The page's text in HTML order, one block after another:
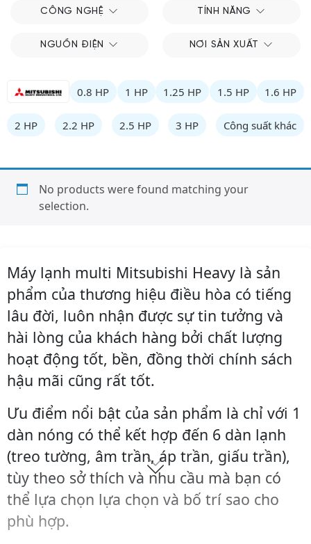
CÔNG NGHỆ TÍNH NĂNG
NGUỒN ĐIỆN NƠI SẢN XUẤT
0.8 HP 1 HP 1.25 HP 1.5 HP 1.6 HP
2 HP 2.2 HP 2.5 HP 3 HP Công suất khác
No products were found matching your
selection.
Máy lạnh multi Mitsubishi Heavy là sản
phẩm của thương hiệu điều hòa có tiếng
lâu đời, luôn nhận được sự tin tưởng và
hài lòng của khách hàng bởi chất lượng
hoạt động tốt, bền, đồng thời chính sách
hậu mãi cũng rất tốt.
Ưu điểm nổi bật của sản phẩm là chỉ với 1
dàn nóng có thể kết hợp đến 6 dàn lạnh
(treo tường, âm trần, áp trần, giấu trần),
tùy theo sở thích và nhu cầu mà bạn có
thể lựa chọn lựa chọn và bố trí sao cho
phù hợp.